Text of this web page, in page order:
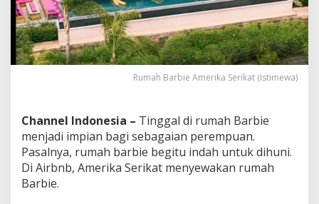
Rumah Barbie Amerika Serikat (Istimewa)
Channel Indonesia – Tinggal di rumah Barbie
menjadi impian bagi sebagaian perempuan.
Pasalnya, rumah barbie begitu indah untuk dihuni.
Di Airbnb, Amerika Serikat menyewakan rumah
Barbie.